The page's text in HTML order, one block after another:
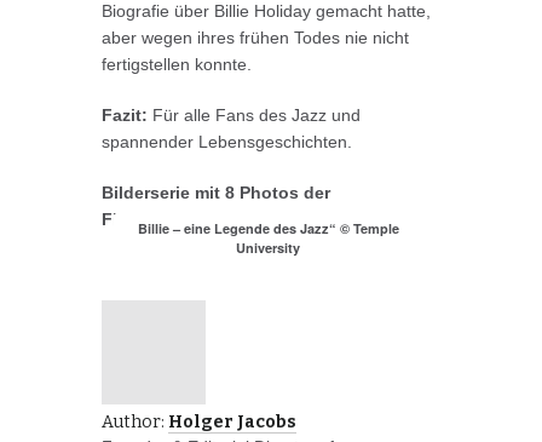
Biografie über Billie Holiday gemacht hatte,
aber wegen ihres frühen Todes nie nicht
fertigstellen konnte.
Fazit: Für alle Fans des Jazz und
spannender Lebensgeschichten.
Bilderserie mit 8 Photos der
Filmproduktion:
Billie – eine Legende des Jazz“ © Temple
University
Author: Holger Jacobs